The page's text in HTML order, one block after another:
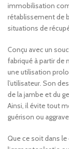
immobilisation
rétablissement de
situations de
Conçu avec un
fabriqué à partir de
une utilisation
l’utilisateur. Son
de la jambe et du
Ainsi, il évite tout
guérison ou
Que ce soit dans le